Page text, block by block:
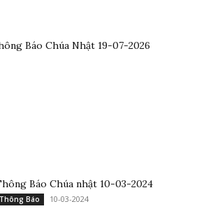
Báo Chúa Nhật 19-07-2026
Báo Chúa nhật 10-03-2024
Thông Báo 10-03-2024